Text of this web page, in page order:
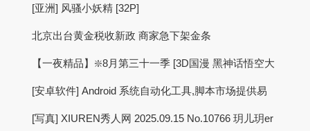
[亚洲] 风骚小妖精 [32P]
北京出台黄金税收新政 商家急下架金条
【一夜精品】❇️8月第三十一季 [3D国漫 黑神话悟空大
[安卓软件] Android 系统自动化工具,脚本市场提供易
[写真] XIUREN秀人网 2025.09.15 No.10766 玥儿玥er